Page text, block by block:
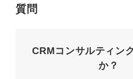
質問
CRMコンサルティン
か？